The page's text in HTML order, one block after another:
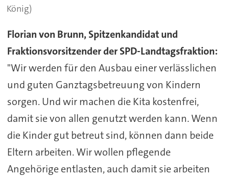
König)
Florian von Brunn, Spitzenkandidat und
Fraktionsvorsitzender der SPD-Landtagsfraktion:
"Wir werden für den Ausbau einer verlässlichen
und guten Ganztagsbetreuung von Kindern
sorgen. Und wir machen die Kita kostenfrei,
damit sie von allen genutzt werden kann. Wenn
die Kinder gut betreut sind, können dann beide
Eltern arbeiten. Wir wollen pflegende
Angehörige entlasten, auch damit sie arbeiten